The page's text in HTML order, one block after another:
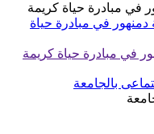
في مبادرة حياة كريمة
في مبادرة حياة
في مبادرة حياة كريمة
بالجامعة